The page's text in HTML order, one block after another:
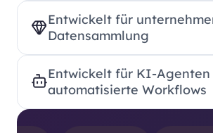
Entwickelt für
Datensammlung
Entwickelt für KI-Agenten
automatisierte Workflows